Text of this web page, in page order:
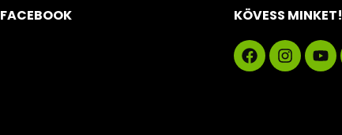
FACEBOOK KÖVESS MINKET!